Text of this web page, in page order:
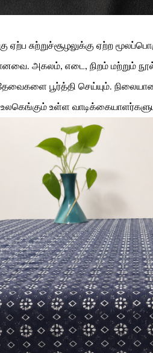
ஏற்ப சுற்றுச்சூழலுக்கு ஏற்ற
அகலம், எடை, நிறம்
பூர்த்தி செய்யும்.
உள்ள